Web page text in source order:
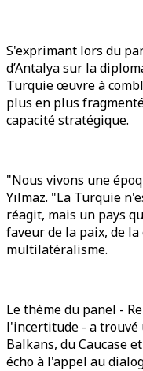
S'exprimant lors du
d’Antalya sur la
Turquie œuvre à
plus en plus
capacité stratégique.
"Nous vivons une
Yılmaz. "La Turquie
réagit, mais un pays
faveur de la paix, de
multilatéralisme.
Le thème du panel -
l'incertitude - a trouvé
Balkans, du Caucase
écho à l'appel au